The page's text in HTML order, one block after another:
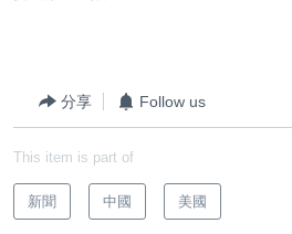
分享 Follow us
This item is part of
新聞 中國 美國